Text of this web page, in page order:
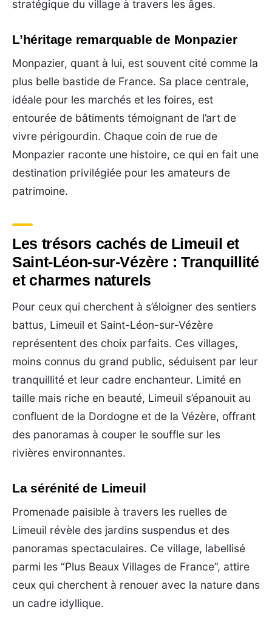
stratégique du village à travers les âges.
L’héritage remarquable de Monpazier
Monpazier, quant à lui, est souvent cité comme la
plus belle bastide de France. Sa place centrale,
idéale pour les marchés et les foires, est
entourée de bâtiments témoignant de l’art de
vivre périgourdin. Chaque coin de rue de
Monpazier raconte une histoire, ce qui en fait une
destination privilégiée pour les amateurs de
patrimoine.
Les trésors cachés de Limeuil et
Saint-Léon-sur-Vézère : Tranquillité
et charmes naturels
Pour ceux qui cherchent à s’éloigner des sentiers
battus, Limeuil et Saint-Léon-sur-Vézère
représentent des choix parfaits. Ces villages,
moins connus du grand public, séduisent par leur
tranquillité et leur cadre enchanteur. Limité en
taille mais riche en beauté, Limeuil s’épanouit au
confluent de la Dordogne et de la Vézère, offrant
des panoramas à couper le souffle sur les
rivières environnantes.
La sérénité de Limeuil
Promenade paisible à travers les ruelles de
Limeuil révèle des jardins suspendus et des
panoramas spectaculaires. Ce village, labellisé
parmi les “Plus Beaux Villages de France”, attire
ceux qui cherchent à renouer avec la nature dans
un cadre idyllique.